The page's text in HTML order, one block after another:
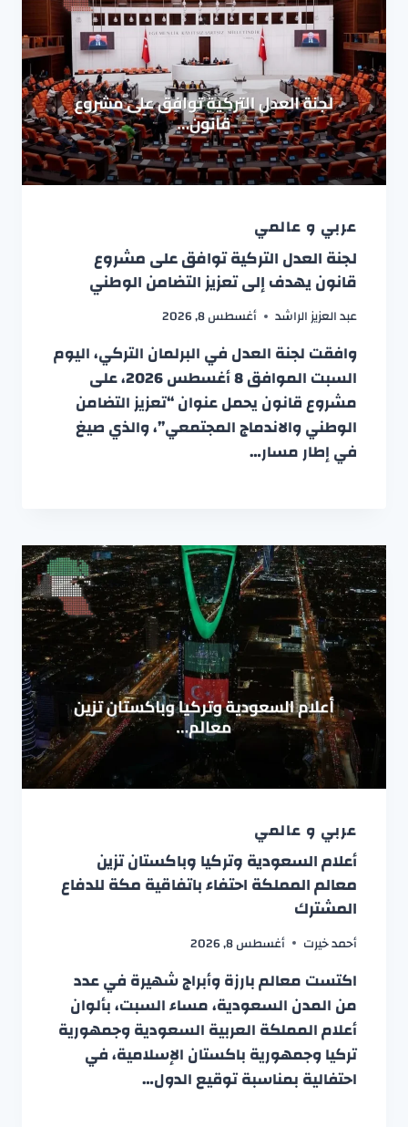
عربي و عالمي
لجنة العدل التركية توافق على مشروع
قانون يهدف إلى تعزيز التضامن الوطني
عبد العزيز الراشد أغسطس 8, 2026
وافقت لجنة العدل في البرلمان التركي، اليوم
السبت الموافق 8 أغسطس 2026، على
مشروع قانون يحمل عنوان “تعزيز التضامن
الوطني والاندماج المجتمعي”، والذي صيغ
في إطار مسار…
عربي و عالمي
أعلام السعودية وتركيا وباكستان تزين
معالم المملكة احتفاء باتفاقية مكة للدفاع
المشترك
أحمد خيرت أغسطس 8, 2026
اكتست معالم بارزة وأبراج شهيرة في عدد
من المدن السعودية، مساء السبت، بألوان
أعلام المملكة العربية السعودية وجمهورية
تركيا وجمهورية باكستان الإسلامية، في
احتفالية بمناسبة توقيع الدول…